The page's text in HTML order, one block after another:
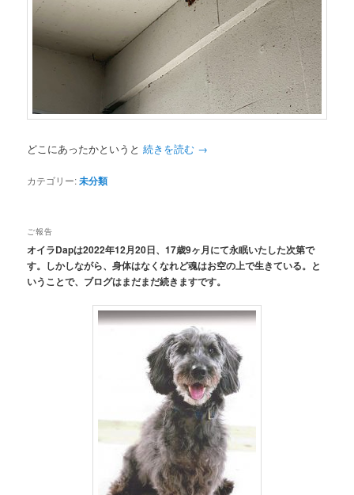
どこにあったかというと続きを読む →
カテゴリー:未分類
ご報告
オイラDapは2022年12月20日、17歳9ヶ月にて永眠いたした次第で
す。しかしながら、身体はなくなれど魂はお空の上で生きている。と
いうことで、ブログはまだまだ続きますです。